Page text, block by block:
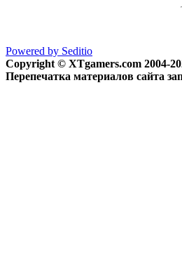
Powered by Seditio
Copyright © XTgamers.com 2004-
Перепечатка материалов сайта